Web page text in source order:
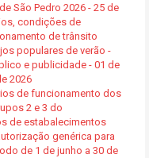
São Pedro 2026 - 25 de
condições de
de trânsito
populares de verão -
e publicidade - 01 de
2026
de funcionamento dos
2 e 3 do
de estabalecimentos
genérica para
de 1 de junho a 30 de